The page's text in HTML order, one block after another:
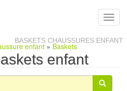
BASKETS CHAUSSURES ENFANT
enfant » Baskets
enfant